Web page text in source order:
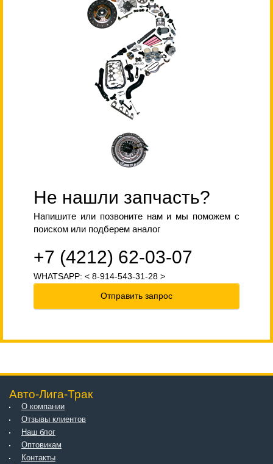
Не нашли запчасть?
Напишите или позвоните нам и мы поможем с
поиском или подберем аналог
+7 (4212) 62-03-07
WHATSAPP: < 8-914-543-31-28 >
Отправить запрос
Авто-Лига-Трак
О компании
Отзывы клиентов
Наш блог
Оптовикам
Контакты